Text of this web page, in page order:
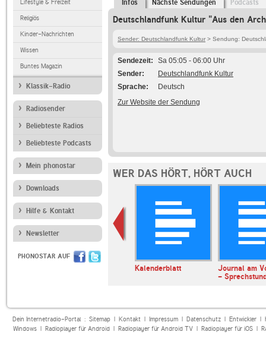
Lifestyle & Freizeit
Religiös
Kinder-Nachrichten
Wissen
Buntes Magazin
Klassik-Radio
Radiosender
Beliebteste Radios
Beliebteste Podcasts
Mein phonostar
Downloads
Hilfe & Kontakt
Newsletter
PHONOSTAR AUF
Infos Nächste Sendungen Podcasts
Deutschlandfunk Kultur "Aus den
Sender: Deutschlandfunk Kultur > Sendung:
Sendezeit
Sa 05:05 - 06:00 Uhr
Sender
Deutschlandfunk Kultur
Sprache
Deutsch
Zur Website der Sendung
WER DAS HÖRT, HÖRT AUCH
Kalenderblatt
Journal am
-
Dein Internetradio-Portal : Sitemap| Kontakt| Impressum| Datenschutz| Entwickler|
Windows| Radioplayer für Android| Radioplayer für Android TV| Radioplayer für iOS|